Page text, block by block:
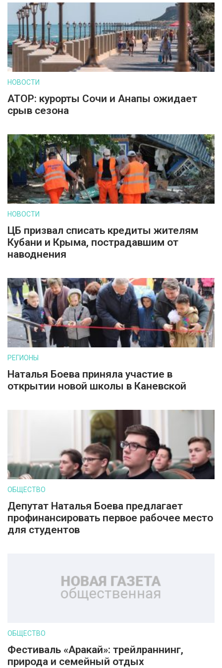
НОВОСТИ
АТОР: курорты Сочи и Анапы ожидает
срыв сезона
НОВОСТИ
ЦБ призвал списать кредиты жителям
Кубани и Крыма, пострадавшим от
наводнения
РЕГИОНЫ
Наталья Боева приняла участие в
открытии новой школы в Каневской
ОБЩЕСТВО
Депутат Наталья Боева предлагает
профинансировать первое рабочее место
для студентов
ОБЩЕСТВО
Фестиваль «Аракай»: трейлраннинг,
природа и семейный отдых